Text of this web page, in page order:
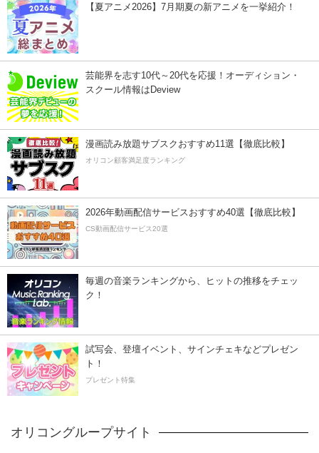
【夏アニメ2026】7月期夏の新アニメを一挙紹介！
芸能界を志す10代～20代を応援！オーディション・
スクール情報はDeview
漫画読み放題サブスクおすすめ11選【徹底比較】
オリコン顧客満足度ランキング
2026年動画配信サービスおすすめ40選【徹底比較】
CS動画配信サービス20選
毎週の音楽ランキングから、ヒットの推移をチェッ
ク！
試写会、登壇イベント、サインチェキなどプレゼン
ト！
プレゼント特集
オリコングループサイト